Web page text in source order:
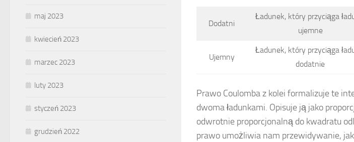
Dodatni
Ładunek, który przyciąga
ujemne
Ujemny
Ładunek, który przyciąga
dodatnie
Prawo Coulomba z kolei formalizuje te
dwoma ładunkami. Opisuje ją jako
odwrotnie proporcjonalną do kwadratu
prawo umożliwia nam przewidywanie,
maj 2023
kwiecień 2023
marzec 2023
luty 2023
styczeń 2023
grudzień 2022